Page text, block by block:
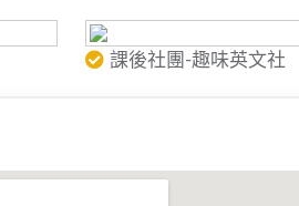
課後社團-趣味英文社